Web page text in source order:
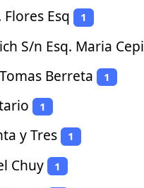
Flores Esq 1
S/n Esq. Maria Cepi
Berreta 1
1
y Tres 1
Chuy 1